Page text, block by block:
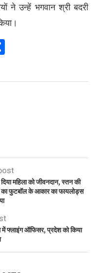
ने उन्हें भगवान श्री बदरी
महिला को जीवनदान, स्तन की
का फुटबॉल के आकार का फायलोड्स
में फ्लाइंग ऑफिसर, प्रदेश को किया